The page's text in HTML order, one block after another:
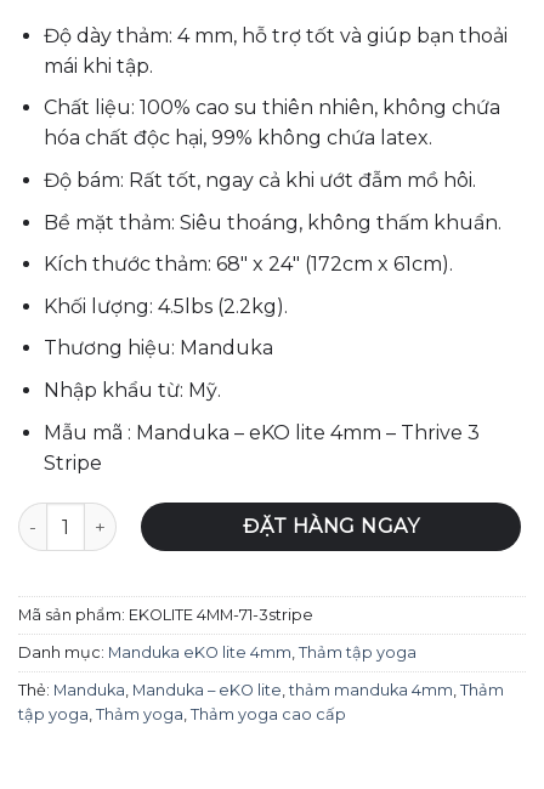
là:
3,210,000₫.
tại
là:
Độ dày thảm: 4 mm, hỗ trợ tốt và giúp bạn thoải
mái khi tập.
Chất liệu: 100% cao su thiên nhiên, không chứa
hóa chất độc hại, 99% không chứa latex.
Độ bám: Rất tốt, ngay cả khi ướt đẫm mồ hôi.
Bề mặt thảm: Siêu thoáng, không thấm khuẩn.
Kích thước thảm: 68″ x 24″ (172cm x 61cm).
Khối lượng: 4.5lbs (2.2kg).
Thương hiệu: Manduka
Nhập khẩu từ: Mỹ.
Mẫu mã : Manduka – eKO lite 4mm – Thrive 3
Stripe
Thảm Tập Yoga Manduka – eKOlite 4mm - Thrive 3 Stripe
ĐẶT HÀNG NGAY
Mã sản phẩm: EKOLITE 4MM-71-3stripe
Danh mục: Manduka eKO lite 4mm, Thảm tập yoga
Thẻ: Manduka, Manduka – eKO lite,thảm manduka 4mm, Thảm
tập yoga, Thảm yoga, Thảm yoga cao cấp